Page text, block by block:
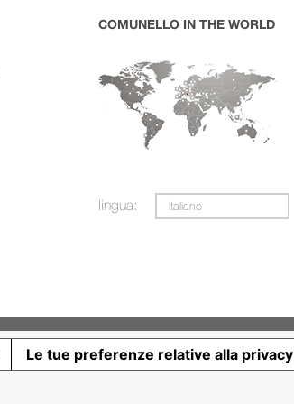
COMUNELLO IN THE WORLD
lingua: Italiano
Le tue preferenze relative alla privacy